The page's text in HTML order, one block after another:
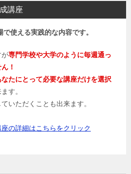
講座
で使える実践的な内容です。
が専門学校や大学のように毎週通っ
！
なたにとって必要な講座だけを選択
す。
いただくことも出来ます。
の詳細はこちらをクリック